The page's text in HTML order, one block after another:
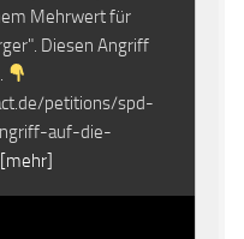
Mehrwert für
Diesen Angriff
petitions/spd-
auf-die-
[mehr]